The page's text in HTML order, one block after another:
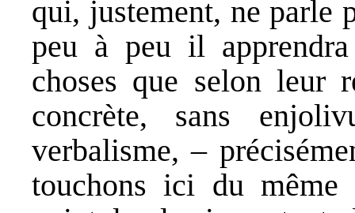
qui, justement, ne parle
peu à peu il
choses que selon leur
concrète, sans
verbalisme, –
touchons ici du